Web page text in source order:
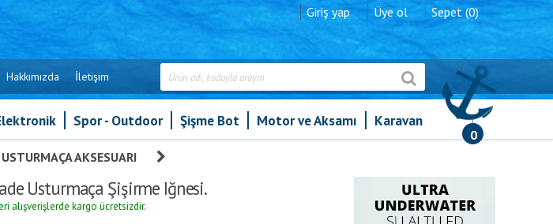
Giriş yap Üye ol Sepet (0)
Hakkımızda İletişim
0
Spor - Outdoor Şişme Bot Motor ve Aksamı Karavan
USTURMAÇA AKSESUARI
Usturmaça Şişirme Iğnesi.
alışverişlerde kargo ücretsizdir.